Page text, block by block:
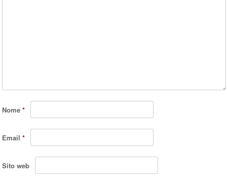
Nome*
Email*
Sito web